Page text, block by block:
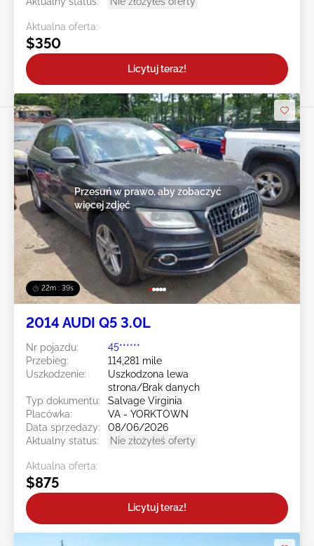
Aktualna oferta:
$350
Licytuj teraz!
22m : 36s
Przesuń w prawo, aby zobaczyć
więcej zdjęć
2014 AUDI Q5 3.0L
Nr pojazdu:
45******
Przebieg:
114,281 mile
Uszkodzenie:
Uszkodzona lewa
strona/Brak danych
Typ dokumentu:
Salvage Virginia
Placówka:
VA - YORKTOWN
Data sprzedaży:
08/06/2026
Aktualny status:
Nie złożyłeś oferty
Aktualna oferta:
$875
Licytuj teraz!